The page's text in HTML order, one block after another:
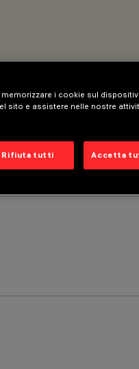
i cookie sul
sito e assistere nelle nostre
Rifiuta tutti Accetta